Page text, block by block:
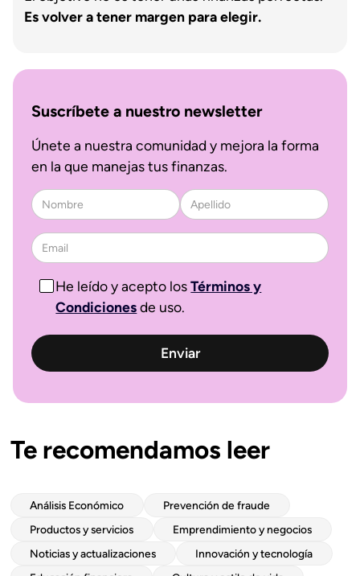
Es volver a tener margen para elegir.
Suscríbete a nuestro newsletter
Únete a nuestra comunidad y mejora la forma
en la que manejas tus finanzas.
He leído y acepto losTérminos y
Condicionesde uso.
Te recomendamos leer
Análisis Económico
Prevención de fraude
Productos y servicios
Emprendimiento y negocios
Noticias y actualizaciones
Innovación y tecnología